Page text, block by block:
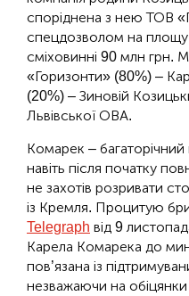
споріднена з нею ТОВ
спецдозволом на
сміховинні 90 млн грн.
«Горизонти» (80%) –
(20%) – Зиновій
Львівської ОВА.
Комарек –
навіть після початку
не захотів розривати
із Кремля. Процитую
Telegraph від 9
Карела Комарека до
пов’язана із
незважаючи на